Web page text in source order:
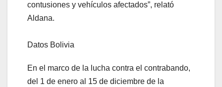
contusiones y vehículos afectados”, relató
Aldana.
Datos Bolivia
En el marco de la lucha contra el contrabando,
del 1 de enero al 15 de diciembre de la